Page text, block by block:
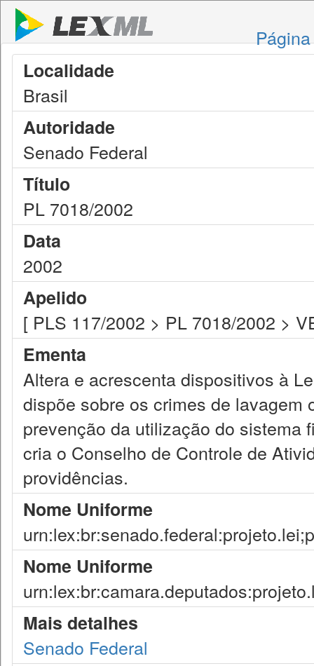
Localidade
Brasil
Autoridade
Senado Federal
Título
PL 7018/2002
Data
2002
Apelido
[ PLS 117/2002 > PL 7018/2002 >
Ementa
Altera e acrescenta dispositivos à
dispõe sobre os crimes de
prevenção da utilização do sistema
cria o Conselho de Controle de
providências.
Nome Uniforme
Nome Uniforme
Mais detalhes
Senado Federal